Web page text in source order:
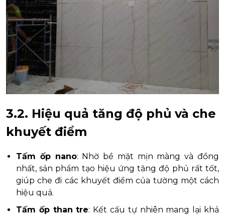
3.2. Hiệu quả tăng độ phủ và che
khuyết điểm
Tấm ốp nano: Nhờ bề mặt mịn màng và đồng
nhất, sản phẩm tạo hiệu ứng tăng độ phủ rất tốt,
giúp che đi các khuyết điểm của tường một cách
hiệu quả.
Tấm ốp than tre: Kết cấu tự nhiên mang lại khả